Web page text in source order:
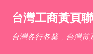
台灣工商黃頁
台灣各行各業，台灣黃